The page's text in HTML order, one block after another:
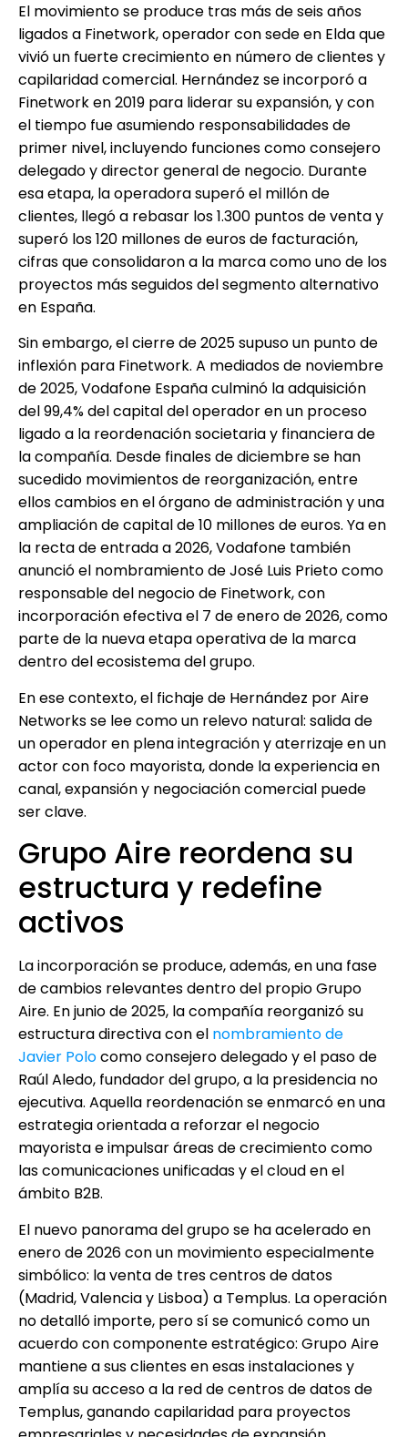
El movimiento se produce tras más de seis años
ligados a Finetwork, operador con sede en Elda que
vivió un fuerte crecimiento en número de clientes y
capilaridad comercial. Hernández se incorporó a
Finetwork en 2019 para liderar su expansión, y con
el tiempo fue asumiendo responsabilidades de
primer nivel, incluyendo funciones como consejero
delegado y director general de negocio. Durante
esa etapa, la operadora superó el millón de
clientes, llegó a rebasar los 1.300 puntos de venta y
superó los 120 millones de euros de facturación,
cifras que consolidaron a la marca como uno de los
proyectos más seguidos del segmento alternativo
en España.
Sin embargo, el cierre de 2025 supuso un punto de
inflexión para Finetwork. A mediados de noviembre
de 2025, Vodafone España culminó la adquisición
del 99,4% del capital del operador en un proceso
ligado a la reordenación societaria y financiera de
la compañía. Desde finales de diciembre se han
sucedido movimientos de reorganización, entre
ellos cambios en el órgano de administración y una
ampliación de capital de 10 millones de euros. Ya en
la recta de entrada a 2026, Vodafone también
anunció el nombramiento de José Luis Prieto como
responsable del negocio de Finetwork, con
incorporación efectiva el 7 de enero de 2026, como
parte de la nueva etapa operativa de la marca
dentro del ecosistema del grupo.
En ese contexto, el fichaje de Hernández por Aire
Networks se lee como un relevo natural: salida de
un operador en plena integración y aterrizaje en un
actor con foco mayorista, donde la experiencia en
canal, expansión y negociación comercial puede
ser clave.
Grupo Aire reordena su
estructura y redefine
activos
La incorporación se produce, además, en una fase
de cambios relevantes dentro del propio Grupo
Aire. En junio de 2025, la compañía reorganizó su
estructura directiva con el nombramiento de
Javier Polocomo consejero delegado y el paso de
Raúl Aledo, fundador del grupo, a la presidencia no
ejecutiva. Aquella reordenación se enmarcó en una
estrategia orientada a reforzar el negocio
mayorista e impulsar áreas de crecimiento como
las comunicaciones unificadas y el cloud en el
ámbito B2B.
El nuevo panorama del grupo se ha acelerado en
enero de 2026 con un movimiento especialmente
simbólico: la venta de tres centros de datos
(Madrid, Valencia y Lisboa) a Templus. La operación
no detalló importe, pero sí se comunicó como un
acuerdo con componente estratégico: Grupo Aire
mantiene a sus clientes en esas instalaciones y
amplía su acceso a la red de centros de datos de
Templus, ganando capilaridad para proyectos